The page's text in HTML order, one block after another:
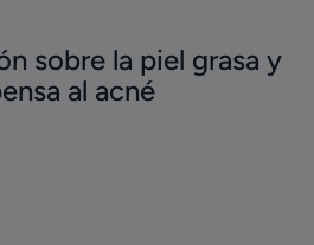
sobre la piel grasa y
al acné